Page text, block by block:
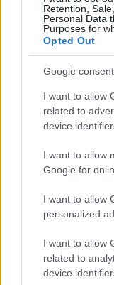
Retention,
Personal Data
Purposes for
Opted Out
Google
I want to allow
related to
device
I want to allow
Google for
I want to allow
personalized
I want to allow
related to
device